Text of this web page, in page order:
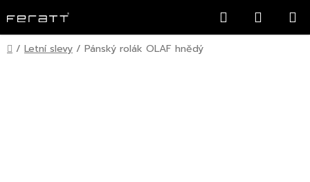
na
obsah
Hledat
KOŠÍK
Domů
/ Letní slevy / Pánský rolák OLAF hnědý